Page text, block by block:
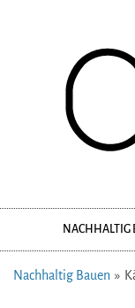
NACHHALTIG
Nachhaltig Bauen